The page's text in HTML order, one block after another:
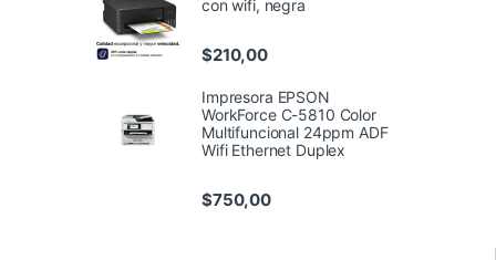
con wifi, negra
$210,00
Impresora EPSON
WorkForce C-5810 Color
Multifuncional 24ppm ADF
Wifi Ethernet Duplex
$750,00